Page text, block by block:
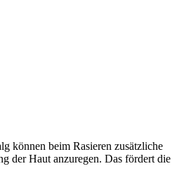
können beim Rasieren zusätzliche
der Haut anzuregen. Das fördert die